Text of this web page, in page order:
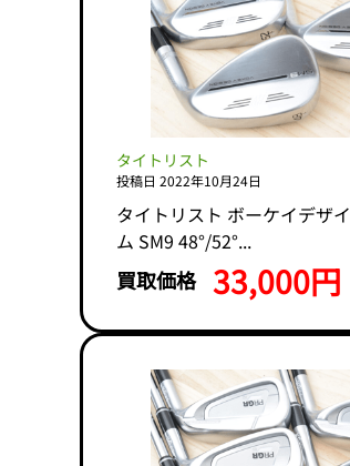
タイトリスト
投稿日 2022年10月24日
タイトリスト ボーケイデザ
ム SM9 48°/52°...
買取価格 33,000円